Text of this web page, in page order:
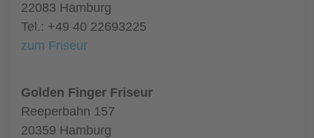
22083 Hamburg
Tel.: +49 40 22693225
zum Friseur
Golden Finger Friseur
Reeperbahn 157
20359 Hamburg